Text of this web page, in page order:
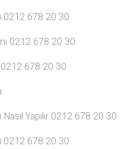
0212 678 20 30
0212 678 20 30
678 20 30
Yapılır 0212 678 20 30
0212 678 20 30